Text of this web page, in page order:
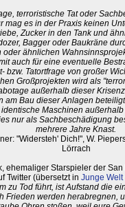
terroristische Tat oder
mag es in der Praxis keinen
Zucker in den Tank und
Bagger oder Baukräne
oder ähnlichen
auch für eine eventuelle
bzw. Tatortfrage von großer
Großprojekten wird als
außerhalb dieser
am Bau dieser Anlagen
Maschinen
nur als Sachbeschädigung
mehrere Jahre Knast.
"Widersteh' Dich!", W.
Lörrach
ehemaliger Starspieler der
Twitter (übersetzt inJunge
zu Tod führt, ist Aufstand die
Frieden werden herabregnen,